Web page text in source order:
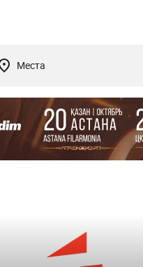
Места